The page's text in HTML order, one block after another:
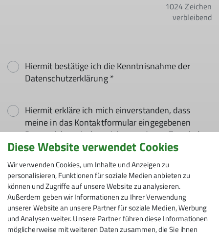
1024Zeichen
verbleibend
Hiermit bestätige ich die Kenntnisnahme der
Datenschutzerklärung *
Hiermit erkläre ich mich einverstanden, dass
meine in das Kontaktformular eingegebenen
Daten elektronisch gesichert und zum Zweck der
Kontaktaufnahme verarbeitet und genutzt
werden. Mir ist bekannt, dass ich meine
Einwilligung jederzeit wiederrufen kann. *
Mit (*) markierte Felder
sind Pflichtfelder
Absenden
Diese Website verwendet Cookies
Wir verwenden Cookies, um Inhalte und Anzeigen zu
personalisieren, Funktionen für soziale Medien anbieten zu
können und Zugriffe auf unsere Website zu analysieren.
Außerdem geben wir Informationen zu Ihrer Verwendung
unserer Website an unsere Partner für soziale Medien, Werbung
und Analysen weiter. Unsere Partner führen diese Informationen
möglicherweise mit weiteren Daten zusammen, die Sie ihnen